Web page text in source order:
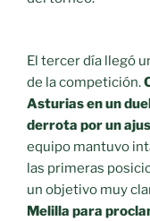
El tercer día llegó
de la competición.
Asturias en un
derrota por un
equipo mantuvo
las primeras
un objetivo muy
Melilla para